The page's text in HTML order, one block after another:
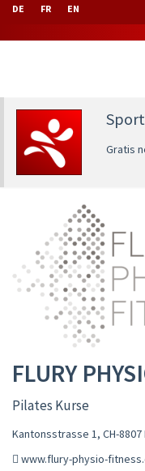
DE FR EN
Gratis
FLURY
Pilates Kurse
Kantonsstrasse 1, CH-
www.flury-physio-